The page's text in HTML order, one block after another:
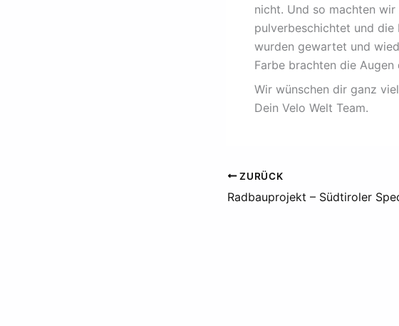
nicht. Und so machten
pulverbeschichtet und die
wurden gewartet und
Farbe brachten die
Wir wünschen dir ganz
Dein Velo Welt Team.
ZURÜCK